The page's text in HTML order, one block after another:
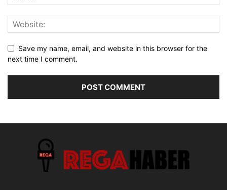
Save my name, email, and website in this browser for the
next time I comment.